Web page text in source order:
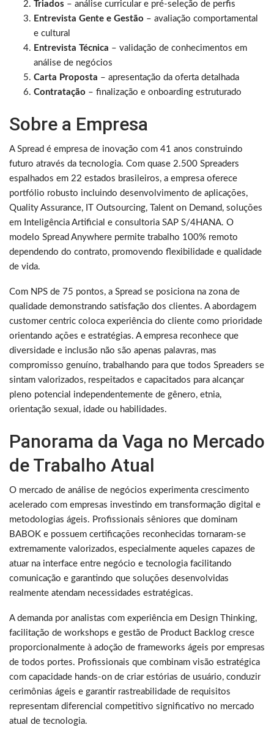
Triados – análise curricular e pré-seleção de perfis
Entrevista Gente e Gestão – avaliação comportamental
e cultural
Entrevista Técnica – validação de conhecimentos em
análise de negócios
Carta Proposta – apresentação da oferta detalhada
Contratação – finalização e onboarding estruturado
Sobre a Empresa
A Spread é empresa de inovação com 41 anos construindo
futuro através da tecnologia. Com quase 2.500 Spreaders
espalhados em 22 estados brasileiros, a empresa oferece
portfólio robusto incluindo desenvolvimento de aplicações,
Quality Assurance, IT Outsourcing, Talent on Demand, soluções
em Inteligência Artificial e consultoria SAP S/4HANA. O
modelo Spread Anywhere permite trabalho 100% remoto
dependendo do contrato, promovendo flexibilidade e qualidade
de vida.
Com NPS de 75 pontos, a Spread se posiciona na zona de
qualidade demonstrando satisfação dos clientes. A abordagem
customer centric coloca experiência do cliente como prioridade
orientando ações e estratégias. A empresa reconhece que
diversidade e inclusão não são apenas palavras, mas
compromisso genuíno, trabalhando para que todos Spreaders se
sintam valorizados, respeitados e capacitados para alcançar
pleno potencial independentemente de gênero, etnia,
orientação sexual, idade ou habilidades.
Panorama da Vaga no Mercado
de Trabalho Atual
O mercado de análise de negócios experimenta crescimento
acelerado com empresas investindo em transformação digital e
metodologias ágeis. Profissionais sêniores que dominam
BABOK e possuem certificações reconhecidas tornaram-se
extremamente valorizados, especialmente aqueles capazes de
atuar na interface entre negócio e tecnologia facilitando
comunicação e garantindo que soluções desenvolvidas
realmente atendam necessidades estratégicas.
A demanda por analistas com experiência em Design Thinking,
facilitação de workshops e gestão de Product Backlog cresce
proporcionalmente à adoção de frameworks ágeis por empresas
de todos portes. Profissionais que combinam visão estratégica
com capacidade hands-on de criar estórias de usuário, conduzir
cerimônias ágeis e garantir rastreabilidade de requisitos
representam diferencial competitivo significativo no mercado
atual de tecnologia.